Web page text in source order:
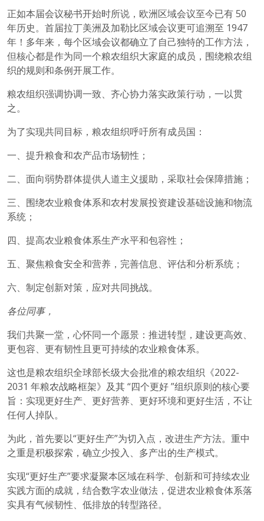
正如本届会议秘书开始时所说，欧洲区域会议至今已有 50
年历史。首届拉丁美洲及加勒比区域会议更可追溯至 1947
年！多年来，每个区域会议都确立了自己独特的工作方法，
但核心都是作为同一个粮农组织大家庭的成员，围绕粮农组
织的规则和条例开展工作。
粮农组织强调协调一致、齐心协力落实政策行动，一以贯
之。
为了实现共同目标，粮农组织呼吁所有成员国：
一、提升粮食和农产品市场韧性；
二、面向弱势群体提供人道主义援助，采取社会保障措施；
三、围绕农业粮食体系和农村发展投资建设基础设施和物流
系统；
四、提高农业粮食体系生产水平和包容性；
五、聚焦粮食安全和营养，完善信息、评估和分析系统；
六、制定创新对策，应对共同挑战。
各位同事，
我们共聚一堂，心怀同一个愿景：推进转型，建设更高效、
更包容、更有韧性且更可持续的农业粮食体系。
这也是粮农组织全球部长级大会批准的粮农组织《2022-
2031 年粮农战略框架》及其 “四个更好 ”组织原则的核心要
旨：实现更好生产、更好营养、更好环境和更好生活，不让
任何人掉队。
为此，首先要以“更好生产”为切入点，改进生产方法。重中
之重是积极探索，确立少投入、多产出的生产模式。
实现“更好生产”要求凝聚本区域在科学、创新和可持续农业
实践方面的成就，结合数字农业做法，促进农业粮食体系落
实具有气候韧性、低排放的转型路径。